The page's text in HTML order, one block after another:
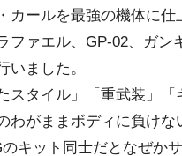
カールを最強の機体に仕
ファエル、GP-02、ガン
ました。
タイル」「重武装」「
わがままボディに負けな
キット同士だとなぜか